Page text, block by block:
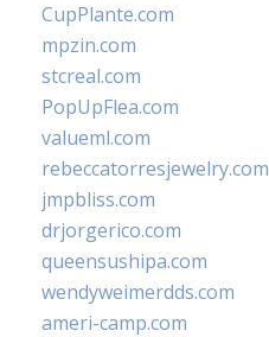
CupPlante.com
mpzin.com
stcreal.com
PopUpFlea.com
valueml.com
rebeccatorresjewelry.com
jmpbliss.com
drjorgerico.com
queensushipa.com
wendyweimerdds.com
ameri-camp.com